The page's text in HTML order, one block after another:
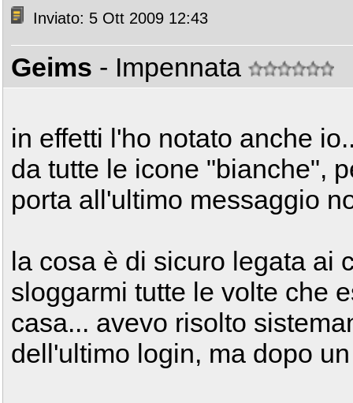
Inviato: 5 Ott 2009 12:43
Geims - Impennata
in effetti l'ho notato anche
da tutte le icone "bianche",
porta all'ultimo messaggio
la cosa è di sicuro legata ai
sloggarmi tutte le volte che
casa... avevo risolto
dell'ultimo login, ma dopo